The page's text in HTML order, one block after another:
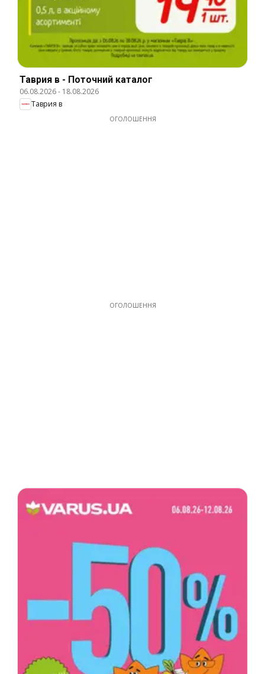
Таврия в - Поточний каталог
06.08.2026- 18.08.2026
Таврия в
ОГОЛОШЕННЯ
ОГОЛОШЕННЯ